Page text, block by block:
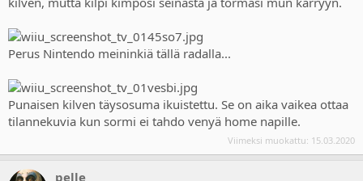
Perus Nintendo meininkiä tällä radalla...
Punaisen kilven täysosuma ikuistettu. Se on aika vaikea ottaa
tilannekuvia kun sormi ei tahdo venyä home napille.
Viimeksi muokattu: 15.03.2020
pelle